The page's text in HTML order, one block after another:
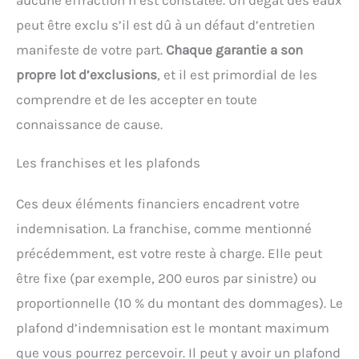
peut être exclu s’il est dû à un défaut d’entretien
manifeste de votre part. Chaque garantie a son
propre lot d’exclusions, et il est primordial de les
comprendre et de les accepter en toute
connaissance de cause.
Les franchises et les plafonds
Ces deux éléments financiers encadrent votre
indemnisation. La franchise, comme mentionné
précédemment, est votre reste à charge. Elle peut
être fixe (par exemple, 200 euros par sinistre) ou
proportionnelle (10 % du montant des dommages). Le
plafond d’indemnisation est le montant maximum
que vous pourrez percevoir. Il peut y avoir un plafond